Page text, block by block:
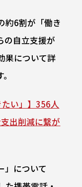
約6割が「働き
の自立支援が
果について詳
たい」】356人
出削減に繋が
」について